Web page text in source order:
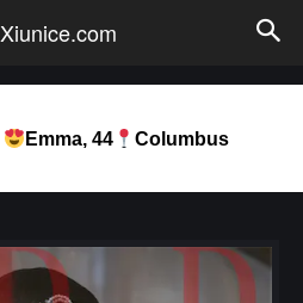
Xiunice.com
Emma, 44 Columbus